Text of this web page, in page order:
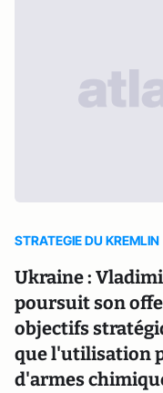
STRATEGIE DU KREMLIN
Ukraine :
poursuit son
objectifs
que l'utilisation
d'armes